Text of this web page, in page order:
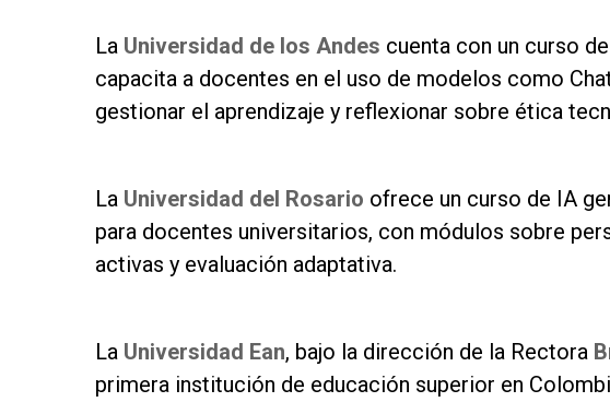
La Universidad de los Andes cuenta con un curso
capacita a docentes en el uso de modelos como
gestionar el aprendizaje y reflexionar sobre ética
La Universidad del Rosario ofrece un curso de IA
para docentes universitarios, con módulos sobre
activas y evaluación adaptativa.
La Universidad Ean, bajo la dirección de la Rectora
primera institución de educación superior en